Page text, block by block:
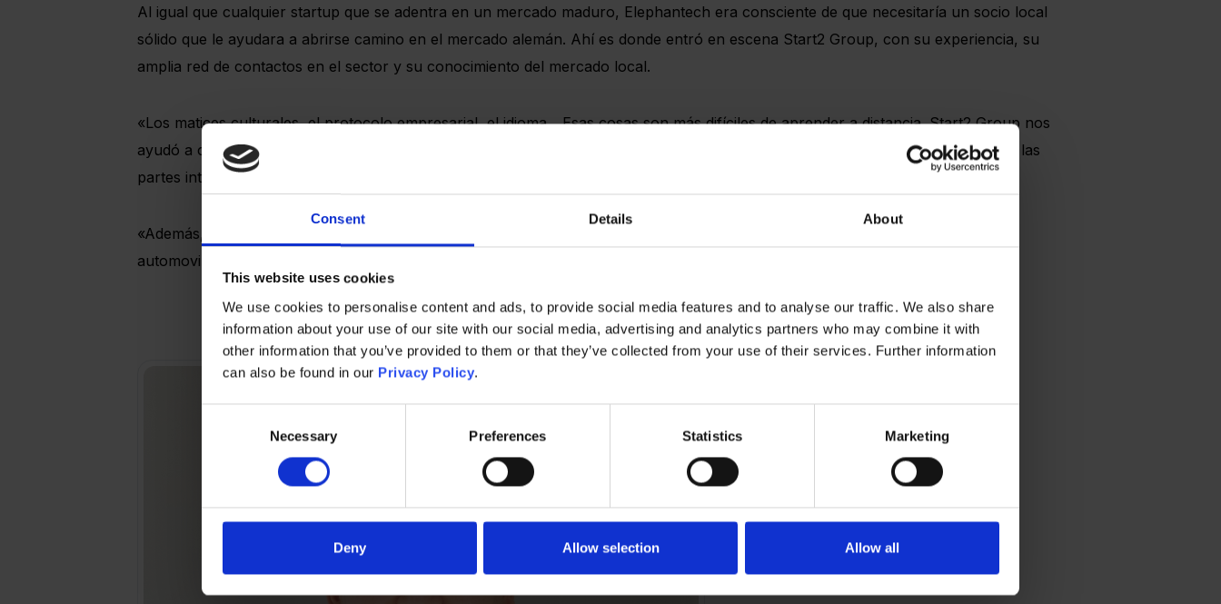
Consent Details About
This website uses cookies
We use cookies to personalise content and ads, to provide social media features and to analyse our traffic. We also share
information about your use of our site with our social media, advertising and analytics partners who may combine it with
other information that you’ve provided to them or that they’ve collected from your use of their services. Further information
can also be found in our Privacy Policy.
Necessary Preferences Statistics Marketing
Deny Allow selection Allow all
Al igual que cualquier startup que se adentra en un mercado maduro, Elephantech era consciente de que necesitaría un socio local
sólido que le ayudara a abrirse camino en el mercado alemán. Ahí es donde entró en escena Start2 Group, con su experiencia, su
amplia red de contactos en el sector y su conocimiento del mercado local.
«Los matices culturales, el protocolo empresarial, el idioma... Esas cosas son más difíciles de aprender a distancia. Start2 Group nos
ayudó a comprender lo que no podíamos encontrar en Internet, como por ejemplo cómo se toman las decisiones, quiénes son las
partes interesadas y cómo dirigirnos a ellas», añade.
«Además, hemos tenido acceso a programas muy interesantes, como aceleradoras de startups para empresas del sector
automovilístico, y ya hemos presentado nuestra solicitud a varias de ellas».